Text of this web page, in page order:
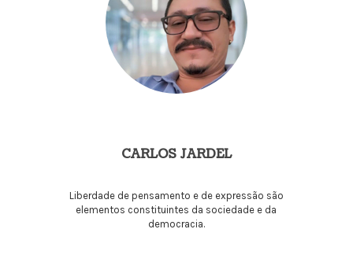
CARLOS JARDEL
Liberdade de pensamento e de expressão são
elementos constituintes da sociedade e da
democracia.